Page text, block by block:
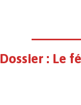
Dossier : Le